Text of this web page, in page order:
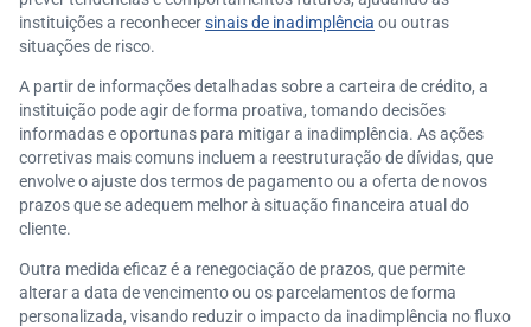
instituições a reconhecersinais de inadimplência ou outras
situações de risco.
A partir de informações detalhadas sobre a carteira de crédito, a
instituição pode agir de forma proativa, tomando decisões
informadas e oportunas para mitigar a inadimplência. As ações
corretivas mais comuns incluem a reestruturação de dívidas, que
envolve o ajuste dos termos de pagamento ou a oferta de novos
prazos que se adequem melhor à situação financeira atual do
cliente.
Outra medida eficaz é a renegociação de prazos, que permite
alterar a data de vencimento ou os parcelamentos de forma
personalizada, visando reduzir o impacto da inadimplência no fluxo